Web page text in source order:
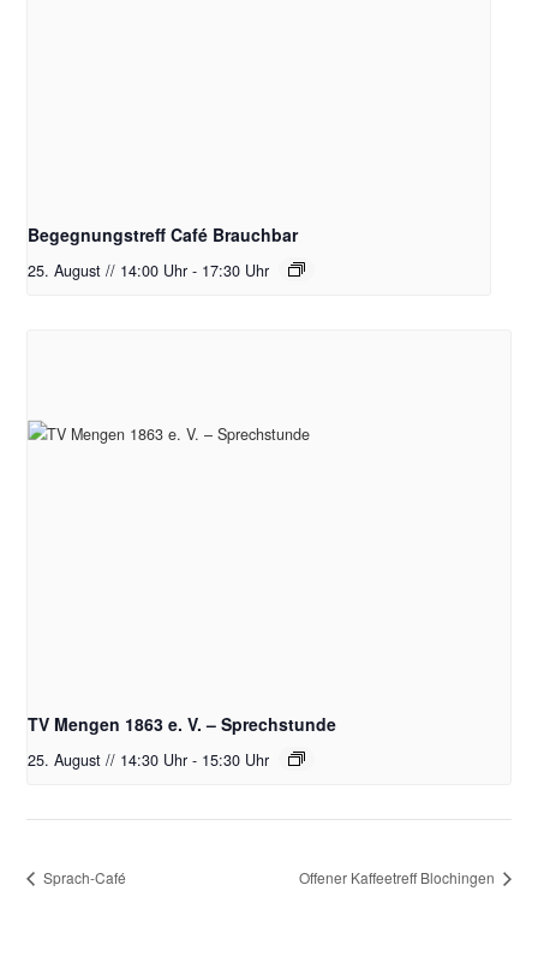
Begegnungstreff Café Brauchbar
25. August // 14:00 Uhr - 17:30 Uhr
TV Mengen 1863 e. V. – Sprechstunde
25. August // 14:30 Uhr - 15:30 Uhr
Sprach-Café Offener Kaffeetreff Blochingen